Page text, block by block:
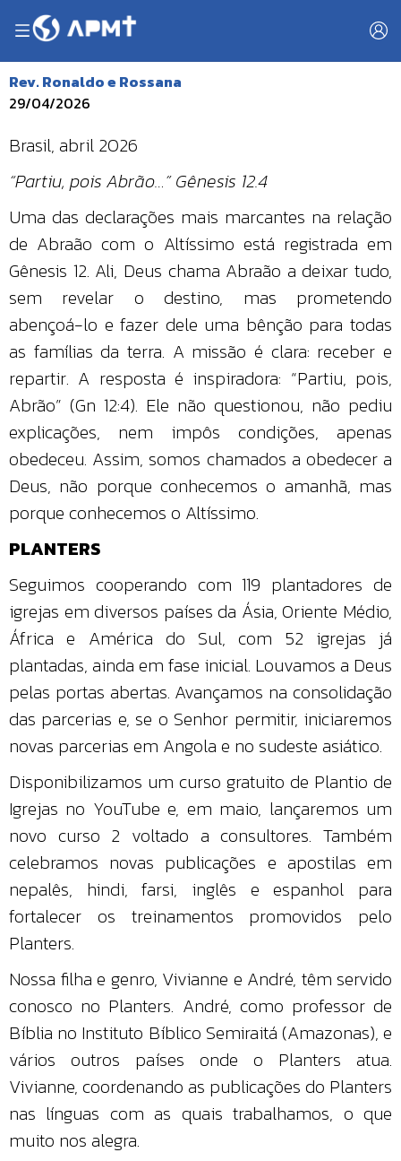
Rev. Ronaldo e Rossana
29/04/2026
Brasil, abril 2026
“Partiu, pois Abrão…” Gênesis 12.4
Uma das declarações mais marcantes na relação
de Abraão com o Altíssimo está registrada em
Gênesis 12. Ali, Deus chama Abraão a deixar tudo,
sem revelar o destino, mas prometendo
abençoá-lo e fazer dele uma bênção para todas
as famílias da terra. A missão é clara: receber e
repartir. A resposta é inspiradora: “Partiu, pois,
Abrão” (Gn 12:4). Ele não questionou, não pediu
explicações, nem impôs condições, apenas
obedeceu. Assim, somos chamados a obedecer a
Deus, não porque conhecemos o amanhã, mas
porque conhecemos o Altíssimo.
PLANTERS
Seguimos cooperando com 119 plantadores de
igrejas em diversos países da Ásia, Oriente Médio,
África e América do Sul, com 52 igrejas já
plantadas, ainda em fase inicial. Louvamos a Deus
pelas portas abertas. Avançamos na consolidação
das parcerias e, se o Senhor permitir, iniciaremos
novas parcerias em Angola e no sudeste asiático.
Disponibilizamos um curso gratuito de Plantio de
Igrejas no YouTube e, em maio, lançaremos um
novo curso 2 voltado a consultores. Também
celebramos novas publicações e apostilas em
nepalês, hindi, farsi, inglês e espanhol para
fortalecer os treinamentos promovidos pelo
Planters.
Nossa filha e genro, Vivianne e André, têm servido
conosco no Planters. André, como professor de
Bíblia no Instituto Bíblico Semiraitá (Amazonas), e
vários outros países onde o Planters atua.
Vivianne, coordenando as publicações do Planters
nas línguas com as quais trabalhamos, o que
muito nos alegra.